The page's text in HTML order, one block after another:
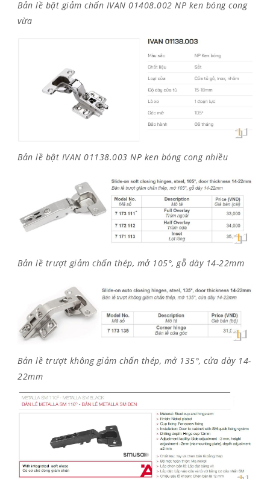
Bản lề bật giảm chấn IVAN 01408.002 NP ken bóng cong
vừa
Bản lề bật IVAN 01138.003 NP ken bóng cong nhiều
Bản lề trượt giảm chấn thép, mở 105°, gỗ dày 14-22mm
Bản lề trượt không giảm chấn thép, mở 135°, cửa dày 14-
22mm